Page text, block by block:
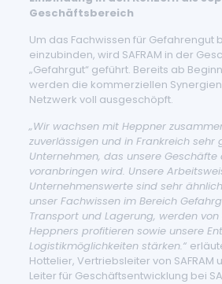
Geschäftsbereich
Um das Fachwissen für Gefahrengut
einzubinden, wird SAFRAM in der
„Gefahrgut“ geführt. Bereits ab
werden die kommerziellen
Netzwerk voll ausgeschöpft.
„Wir wachsen mit Heppner
zuverlässigen und in Frankreich
Unternehmen, das unsere Geschäfte
voranbringen wird. Unsere
Unternehmenswerte sind sehr
unser Fachwissen im Bereich
Transport und Lagerung, werden
Heppners profitieren sowie unsere
Logistikmöglichkeiten stärken.“
Hottelier, Vertriebsleiter von SAFRAM
Leiter für Geschäftsentwicklung bei